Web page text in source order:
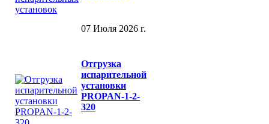
07 Июля 2026 г.
Отгрузка
испарительной
установки
PROPAN-1-2-
320